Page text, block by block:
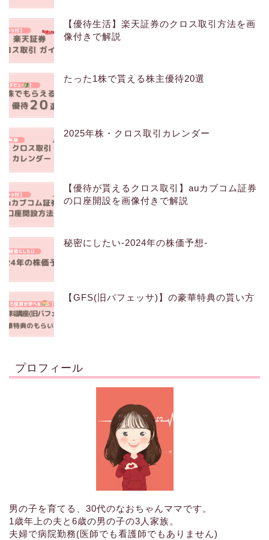
【優待生活】楽天証券のクロス取引方法を画
像付きで解説
たった1株で貰える株主優待20選
2025年株・クロス取引カレンダー
【優待が貰えるクロス取引】auカブコム証券
の口座開設を画像付きで解説
秘密にしたい-2024年の株価予想-
【GFS(旧バフェッサ)】の豪華特典の貰い方
プロフィール
男の子を育てる、30代のなおちゃんママです。
1歳年上の夫と6歳の男の子の3人家族。
夫婦で病院勤務(医師でも看護師でもありません)